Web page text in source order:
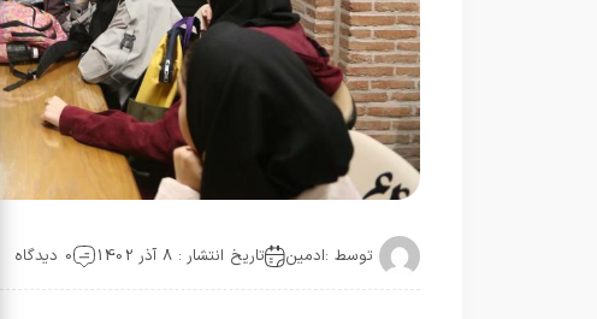
توسط :ادمین تاریخ انتشار : 8 آذر 1402 0 دیدگاه